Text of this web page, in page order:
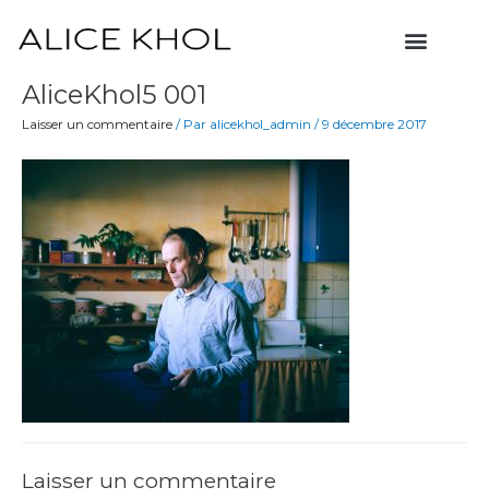
contenu
Menu
AliceKhol5 001
Laisser un commentaire / Par alicekhol_admin /9 décembre 2017
Laisser un commentaire